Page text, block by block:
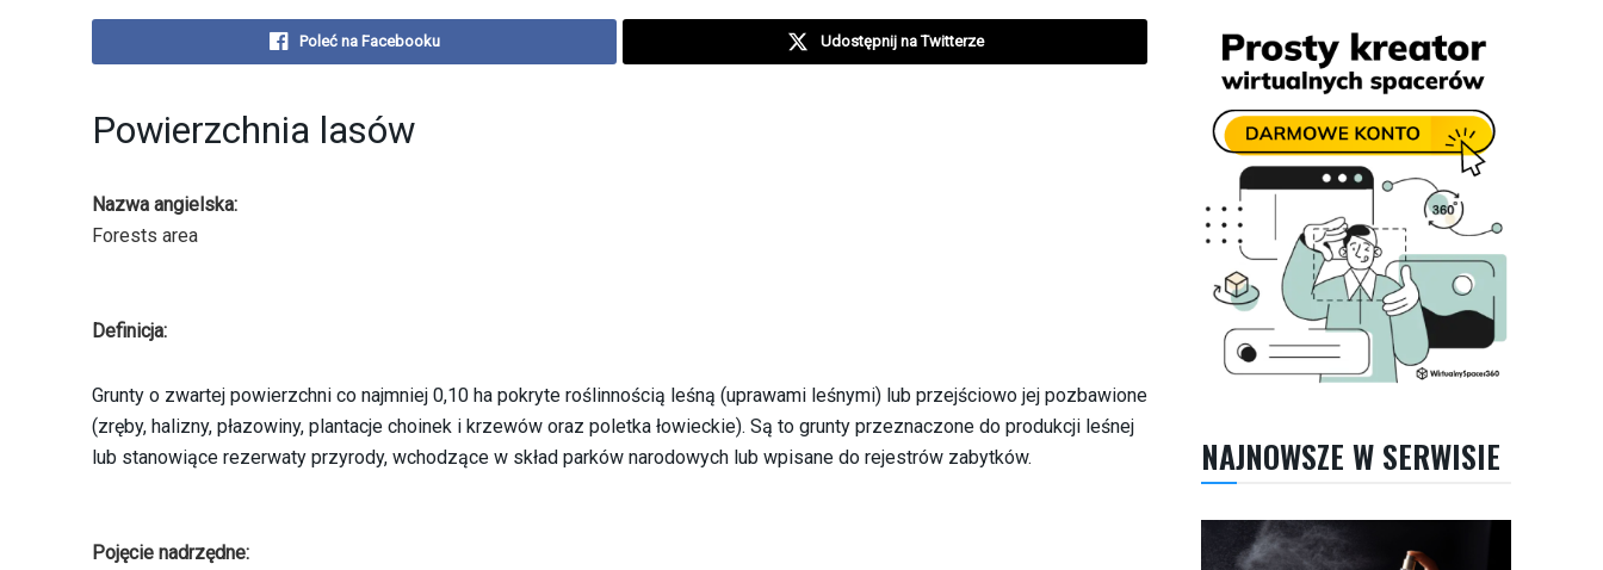
Poleć na Facebooku Udostępnij na Twitterze
Powierzchnia lasów
Nazwa angielska:
Forests area
Definicja:
Grunty o zwartej powierzchni co najmniej 0,10 ha pokryte roślinnością leśną (uprawami leśnymi) lub przejściowo jej pozbawione
(zręby, halizny, płazowiny, plantacje choinek i krzewów oraz poletka łowieckie). Są to grunty przeznaczone do produkcji leśnej
lub stanowiące rezerwaty przyrody, wchodzące w skład parków narodowych lub wpisane do rejestrów zabytków.
Pojęcie nadrzędne:
NAJNOWSZE W SERWISIE